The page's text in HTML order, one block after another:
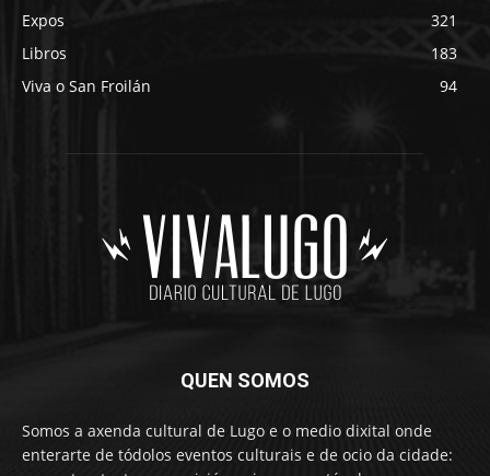
Expos
321
Libros
183
Viva o San Froilán
94
QUEN SOMOS
Somos a axenda cultural de Lugo e o medio dixital onde
enterarte de tódolos eventos culturais e de ocio da cidade: